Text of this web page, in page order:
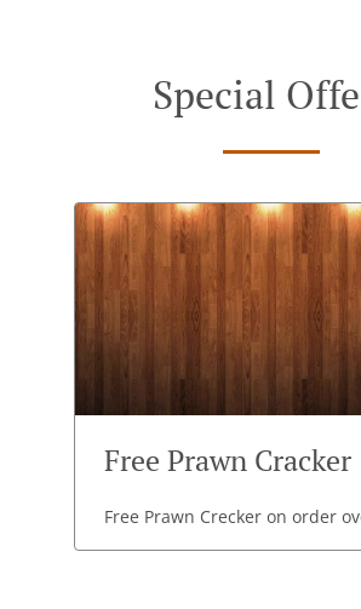
Special
Free Prawn Cracker
Free Prawn Crecker on order